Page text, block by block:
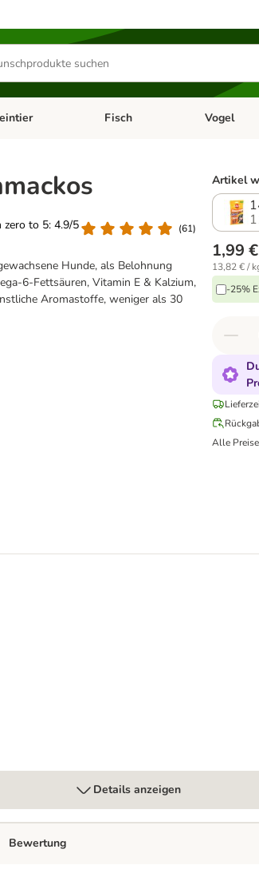
Menü öffnen: Hundefutter & Zubehör
Kategorie-Menü öffnen: Kleintier
Fisch Kategorie-
Vogel
zero to 5: 4.9/5
(61)
Hunde, als Belohnung
6-Fettsäuren, Vitamin E & Kalzium,
Aromastoffe, weniger als 30
Artikel
1,99 €
13,82 € /
-25%
Alle
Details anzeigen
Bewertung